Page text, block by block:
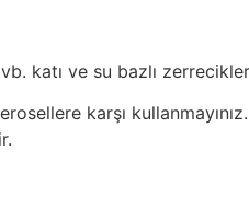
katı ve su bazlı
karşı